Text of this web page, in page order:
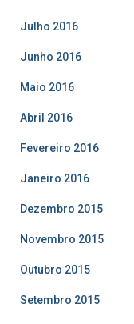
Julho 2016
Junho 2016
Maio 2016
Abril 2016
Fevereiro 2016
Janeiro 2016
Dezembro 2015
Novembro 2015
Outubro 2015
Setembro 2015